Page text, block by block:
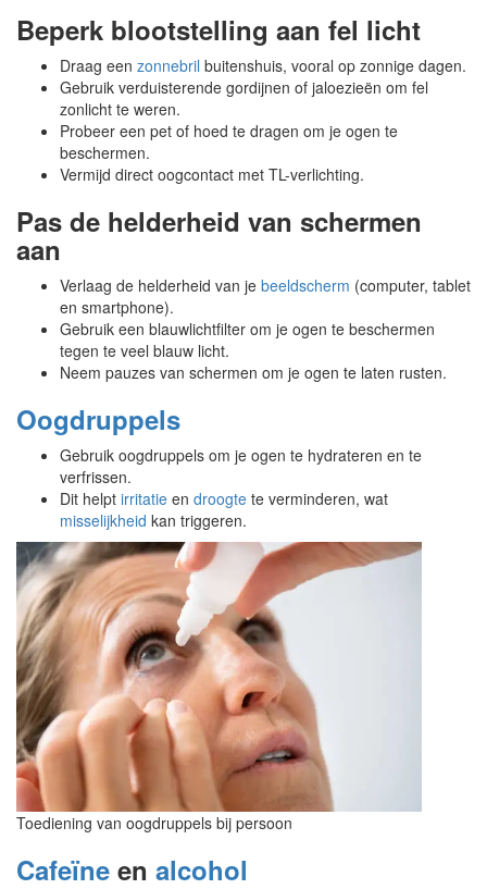
Beperk blootstelling aan fel licht
Draag een zonnebril buitenshuis, vooral op zonnige dagen.
Gebruik verduisterende gordijnen of jaloezieën om fel
zonlicht te weren.
Probeer een pet of hoed te dragen om je ogen te
beschermen.
Vermijd direct oogcontact met TL-verlichting.
Pas de helderheid van schermen
aan
Verlaag de helderheid van je beeldscherm (computer, tablet
en smartphone).
Gebruik een blauwlichtfilter om je ogen te beschermen
tegen te veel blauw licht.
Neem pauzes van schermen om je ogen te laten rusten.
Oogdruppels
Gebruik oogdruppels om je ogen te hydrateren en te
verfrissen.
Dit helpt irritatie en droogte te verminderen, wat
misselijkheid kan triggeren.
Toediening van oogdruppels bij persoon
Cafeïne en alcohol